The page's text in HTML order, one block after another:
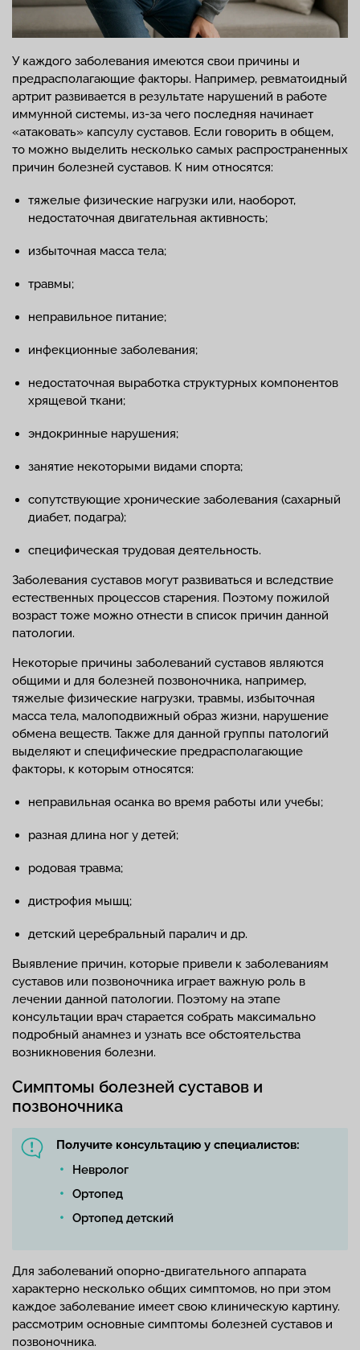
У каждого заболевания имеются свои причины и
предрасполагающие факторы. Например, ревматоидный
артрит развивается в результате нарушений в работе
иммунной системы, из-за чего последняя начинает
«атаковать» капсулу суставов. Если говорить в общем,
то можно выделить несколько самых распространенных
причин болезней суставов. К ним относятся:
тяжелые физические нагрузки или, наоборот,
недостаточная двигательная активность;
избыточная масса тела;
травмы;
неправильное питание;
инфекционные заболевания;
недостаточная выработка структурных компонентов
хрящевой ткани;
эндокринные нарушения;
занятие некоторыми видами спорта;
сопутствующие хронические заболевания (сахарный
диабет, подагра);
специфическая трудовая деятельность.
Заболевания суставов могут развиваться и вследствие
естественных процессов старения. Поэтому пожилой
возраст тоже можно отнести в список причин данной
патологии.
Некоторые причины заболеваний суставов являются
общими и для болезней позвоночника, например,
тяжелые физические нагрузки, травмы, избыточная
масса тела, малоподвижный образ жизни, нарушение
обмена веществ. Также для данной группы патологий
выделяют и специфические предрасполагающие
факторы, к которым относятся:
неправильная осанка во время работы или учебы;
разная длина ног у детей;
родовая травма;
дистрофия мышц;
детский церебральный паралич и др.
Выявление причин, которые привели к заболеваниям
суставов или позвоночника играет важную роль в
лечении данной патологии. Поэтому на этапе
консультации врач старается собрать максимально
подробный анамнез и узнать все обстоятельства
возникновения болезни.
Симптомы болезней суставов и
позвоночника
Получите консультацию у специалистов:
Невролог
Ортопед
Ортопед детский
Для заболеваний опорно-двигательного аппарата
характерно несколько общих симптомов, но при этом
каждое заболевание имеет свою клиническую картину.
рассмотрим основные симптомы болезней суставов и
позвоночника.